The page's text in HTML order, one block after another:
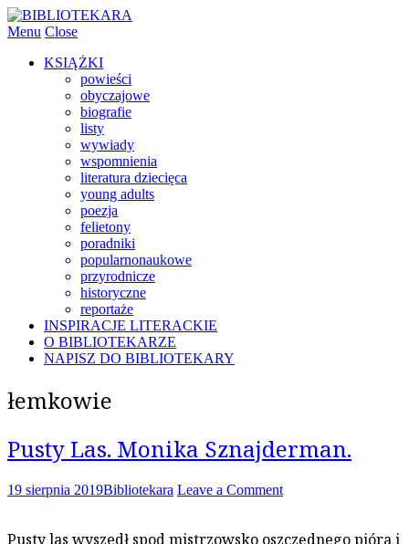
Menu Close
KSIĄŻKI
powieści
obyczajowe
biografie
listy
wywiady
wspomnienia
literatura dziecięca
young adults
poezja
felietony
poradniki
popularnonaukowe
przyrodnicze
historyczne
reportaże
INSPIRACJE LITERACKIE
O BIBLIOTEKARZE
NAPISZ DO BIBLIOTEKARY
łemkowie
Pusty Las. Monika Sznajderman.
19 sierpnia 2019Bibliotekara Leave a Comment
Pusty las wyszedł spod mistrzowsko oszczędnego pióra i